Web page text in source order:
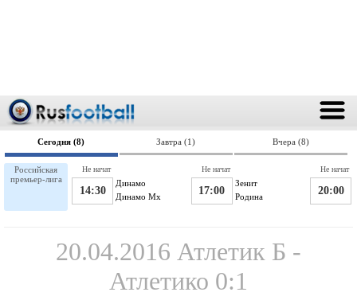
Сегодня (8) Завтра (1) Вчера (8)
Российская
премьер-лига
Динамо
14:30 Динамо Мх
Не начат
Зенит
17:00 Родина
Не начат
20:00
Не начат
20.04.2016 Атлетик Б -
Атлетико 0:1